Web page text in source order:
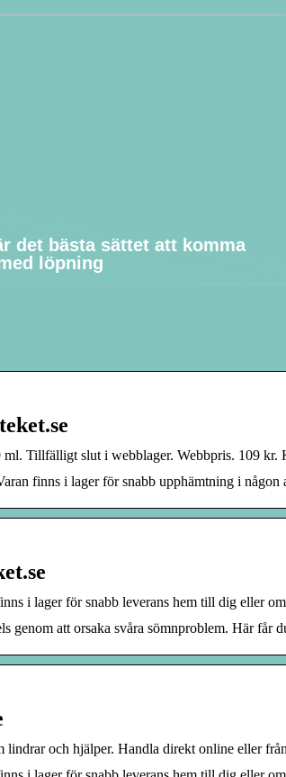
det bästa sättet att komma
löpning
ml. Tillfälligt slut i webblager. Webbpris. 109
finns i lager för snabb upphämtning i någon
i lager för snabb leverans hem till dig eller
genom att orsaka svåra sömnproblem. Här får
och hjälper. Handla direkt online eller